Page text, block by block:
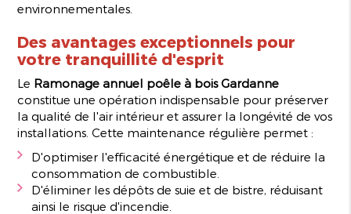
environnementales.
Des avantages exceptionnels pour
votre tranquillité d'esprit
Le Ramonage annuel poêle à bois Gardanne
constitue une opération indispensable pour préserver
la qualité de l'air intérieur et assurer la longévité de vos
installations. Cette maintenance régulière permet :
D'optimiser l'efficacité énergétique et de réduire la
consommation de combustible.
D'éliminer les dépôts de suie et de bistre, réduisant
ainsi le risque d'incendie.